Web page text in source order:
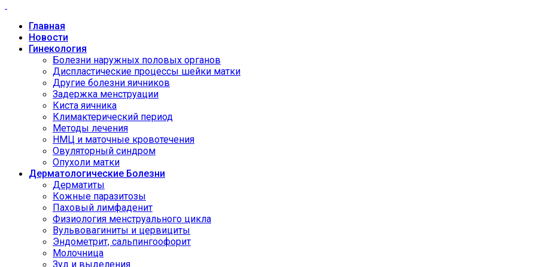
Главная
Новости
Гинекология
Болезни наружных половых органов
Диспластические процессы шейки матки
Другие болезни яичников
Задержка менструации
Киста яичника
Климактерический период
Методы лечения
НМЦ и маточные кровотечения
Овуляторный синдром
Опухоли матки
Дерматологические Болезни
Дерматиты
Кожные паразитозы
Паховый лимфаденит
Физиология менструального цикла
Вульвовагиниты и цервициты
Эндометрит, сальпингоофорит
Молочница
Зуд и выделения